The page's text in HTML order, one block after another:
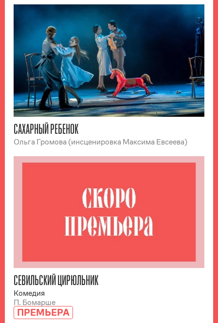
САХАРНЫЙ РЕБЕНОК
Ольга Громова (инсценировка Максима Евсеева)
СЕВИЛЬСКИЙ ЦИРЮЛЬНИК
Комедия
П. Бомарше
ПРЕМЬЕРА